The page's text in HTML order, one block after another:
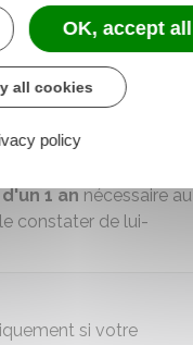
que la vie commune
la cessation de
1 annécessaire au
constater de lui-
si votre
OK, accept all
all cookies
policy